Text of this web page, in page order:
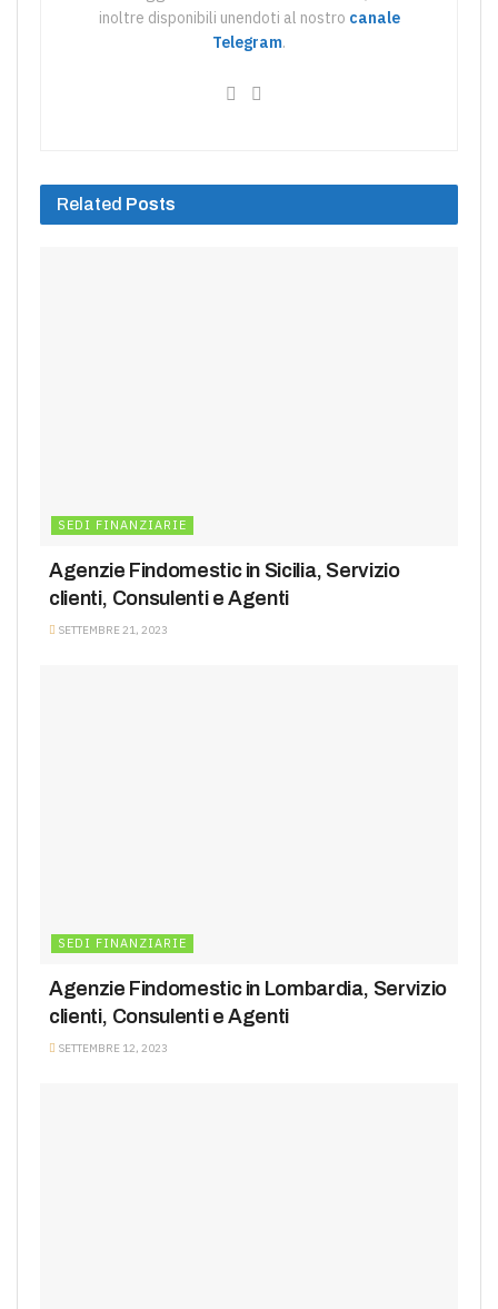
inoltre disponibili unendoti al nostro canale
Telegram.
Related Posts
SEDI FINANZIARIE
Agenzie Findomestic in Sicilia, Servizio
clienti, Consulenti e Agenti
SETTEMBRE 21, 2023
SEDI FINANZIARIE
Agenzie Findomestic in Lombardia, Servizio
clienti, Consulenti e Agenti
SETTEMBRE 12, 2023